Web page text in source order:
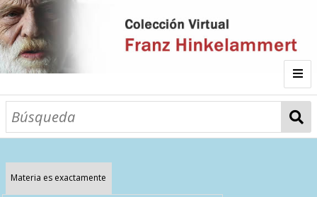
Inicio
Fichas
Materia es exactamente